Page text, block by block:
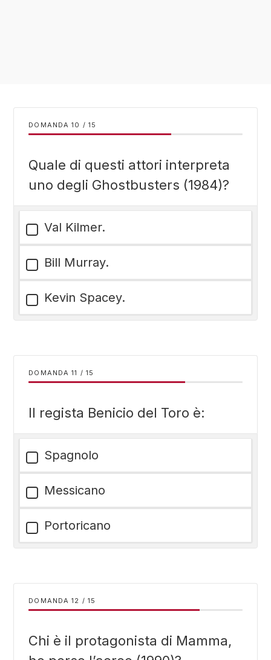
DOMANDA / 15
Quale di questi attori interpreta
uno degli Ghostbusters (1984)?
Val Kilmer.
Bill Murray.
Kevin Spacey.
DOMANDA / 15
Il regista Benicio del Toro è:
Spagnolo
Messicano
Portoricano
DOMANDA / 15
Chi è il protagonista di Mamma,